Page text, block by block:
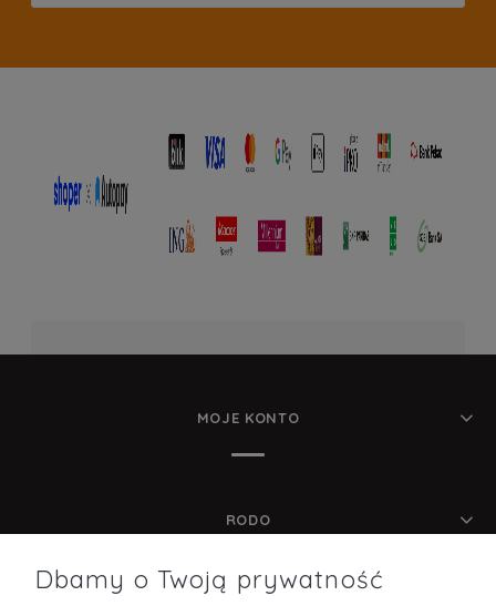
MOJE KONTO
RODO
Dbamy o Twoją prywatność